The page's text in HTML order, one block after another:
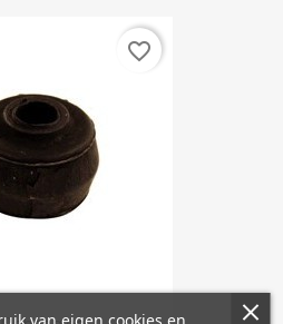
favorite_border